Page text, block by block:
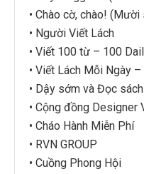
• Chào cờ, chào! (Mười
• Người Viết Lách
• Viết 100 từ – 100
• Viết Lách Mỗi Ngày –
• Dậy sớm và Đọc sách
• Cộng đồng Designer
• Cháo Hành Miễn Phí
• RVN GROUP
• Cuồng Phong Hội